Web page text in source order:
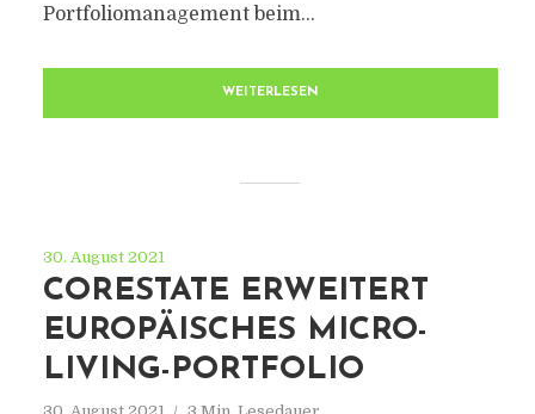
Portfoliomanagement beim...
WEITERLESEN
30. August 2021
CORESTATE ERWEITERT
EUROPÄISCHES MICRO-
LIVING-PORTFOLIO